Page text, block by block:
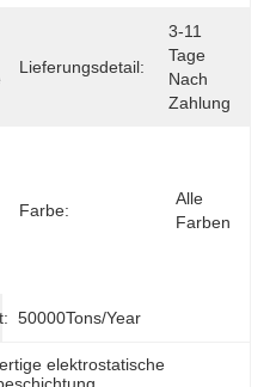
Lieferungsdetail:
3-11
Tage
Nach
Zahlung
Farbe:
Alle
Farben
50000Tons/Year
elektrostatische